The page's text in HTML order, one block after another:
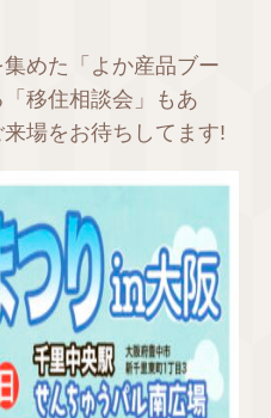
めた「よか産品ブー
移住相談会」もあ
場をお待ちしてます!